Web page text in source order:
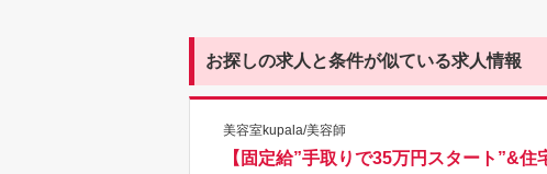
お探しの求人と条件が似ている求人情報
美容室kupala/美容師
【固定給”手取りで35万円スタート”&